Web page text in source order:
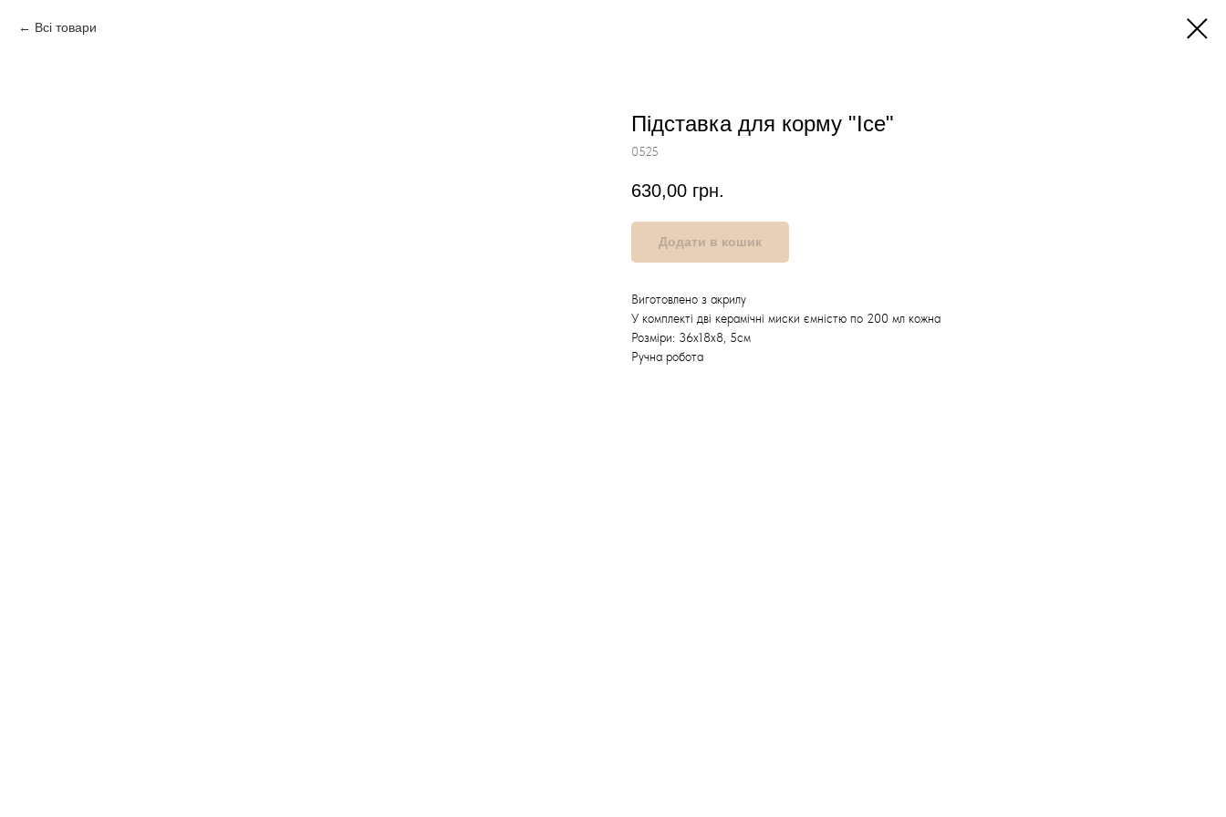
Всі товари
Підставка для корму "Ice"
0525
630,00 грн.
Додати в кошик
Виготовлено з акрилу
У комплекті дві керамічні миски ємністю по 200 мл кожна
Розміри: 36х18х8, 5см
Ручна робота